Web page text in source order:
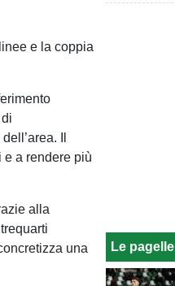
e la coppia
Il
e a rendere più
alla
una
Le pagelle